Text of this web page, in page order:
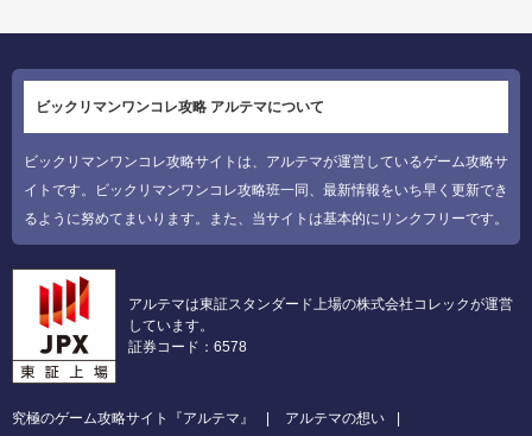
ビックリマンワンコレ攻略 アルテマについて
ビックリマンワンコレ攻略サイトは、アルテマが運営しているゲーム攻略サ
イトです。ビックリマンワンコレ攻略班一同、最新情報をいち早く更新でき
るように努めてまいります。また、当サイトは基本的にリンクフリーです。
アルテマは東証スタンダード上場の株式会社コレックが運営
しています。
証券コード：6578
究極のゲーム攻略サイト『アルテマ』
アルテマの想い